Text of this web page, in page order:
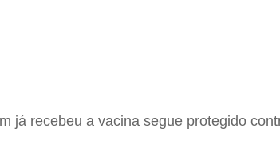
já recebeu a vacina segue protegido